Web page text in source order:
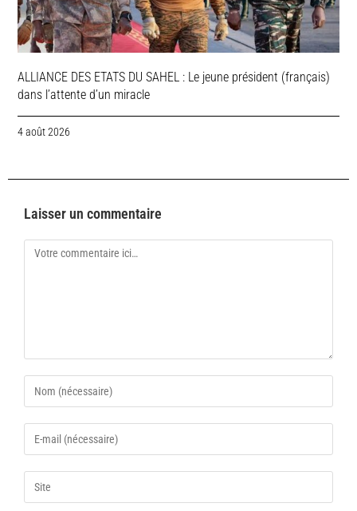
ALLIANCE DES ETATS DU SAHEL : Le jeune président (français)
dans l’attente d’un miracle
4 août 2026
Laisser un commentaire